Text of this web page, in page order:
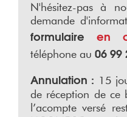
N'hésitez-pas à
demande
formulaire en
téléphone au 06 99
Annulation : 15
de réception de ce
l’acompte versé